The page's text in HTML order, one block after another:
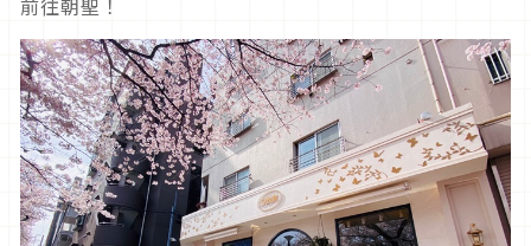
前往朝聖！